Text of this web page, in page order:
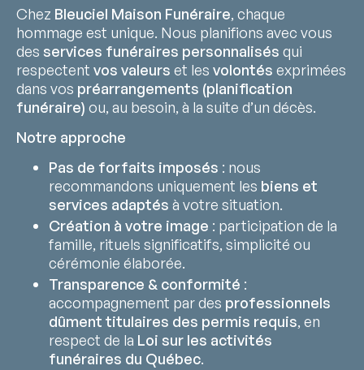
Chez Bleuciel Maison Funéraire, chaque
hommage est unique. Nous planifions avec vous
des services funéraires personnalisés qui
respectent vos valeurs et les volontés exprimées
dans vos préarrangements (planification
funéraire) ou, au besoin, à la suite d’un décès.
Notre approche
Pas de forfaits imposés : nous
recommandons uniquement les biens et
services adaptés à votre situation.
Création à votre image : participation de la
famille, rituels significatifs, simplicité ou
cérémonie élaborée.
Transparence & conformité :
accompagnement par des professionnels
dûment titulaires des permis requis, en
respect de la Loi sur les activités
funéraires du Québec.